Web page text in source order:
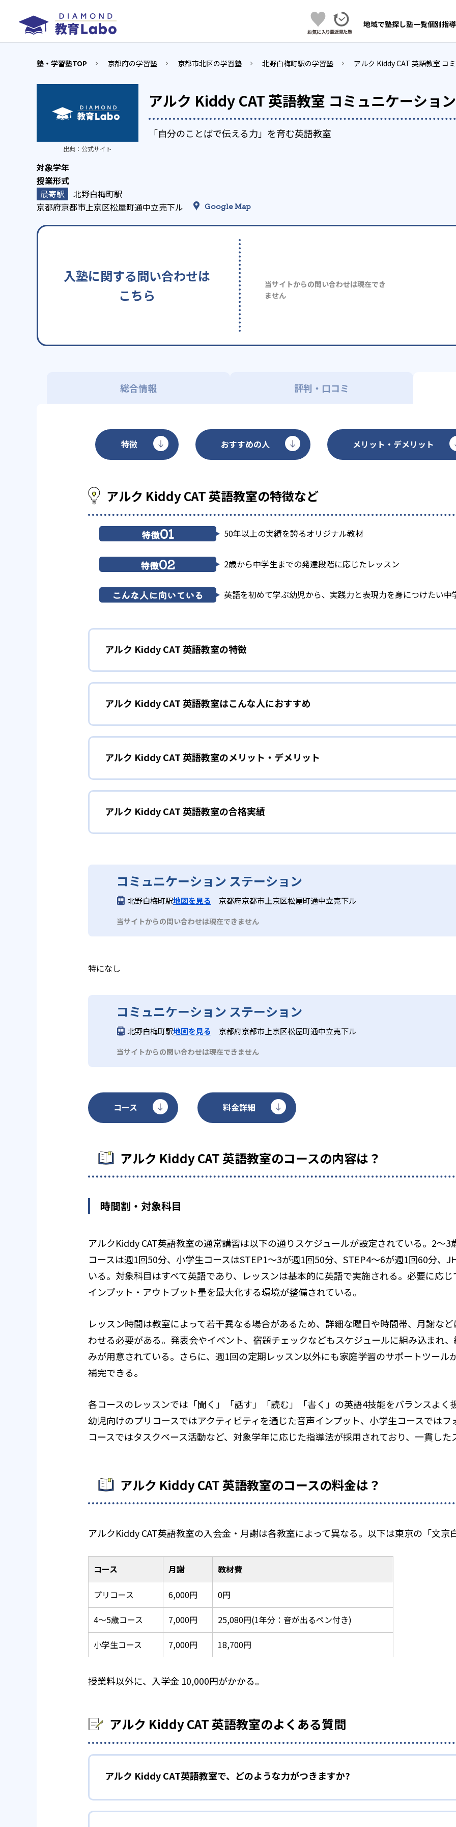
地域で塾探し塾一覧個別指
塾・学習塾TOP 京都府の学習塾 京都市北区の学習塾 北野白梅町駅の学習塾 アルク Kiddy CAT 英語教室 コ
アルク Kiddy CAT 英語教室 コミュニケーショ
「自分のことばで伝える力」を育む英語教室
出典： 公式サイト
北野白梅町駅
京都府京都市上京区松屋町通中立売下ル
Google Map
入塾に関する問い合わせは
こちら
当サイトからの問い合わせは現在でき
ません
総合情報 評判・口コミ
特徴 おすすめの人 メリット・デメリット
アルク Kiddy CAT 英語教室の特徴など
特徴01 50年以上の実績を誇るオリジナル教材
特徴02 2歳から中学生までの発達段階に応じたレッスン
こんな人に向いている 英語を初めて学ぶ幼児から、実践力と表現力を身につけたい中
アルク Kiddy CAT 英語教室の特徴
1 オリジナリティあふれるレッスン
レッスンはアルク独自の要素が盛り込まれた、楽しいアクティビティで構成される。顧客満足
いた指導により、子どもたちは飽きることなく英語に親しみ、自然に発話する力を伸ばす。講
アレンジを随所に取り入れ、学習意欲を高める仕掛けが豊富に用意されている。
2 2歳から中学生までの発達段階に応じたカリキュラム
2～3歳向けのプリコースから中学生コースまで、年齢や発達ステージに合わせた学習目標と学
に合わせた「よく聞く」→「声に出す」→「自分のことを話す」の3ステップや、小学生のフォ
を音声化する方法）指導、中学生のタスクベース学習（実用的なテーマや課題に取り組むこと
力を上げる教育方法）など、段階的に「聞く」「話す」「読む」「書く」の英語4技能をバラン
3 英語のプロが作る信頼の教材
アルクの50年以上にわたる教材開発のノウハウを結集したオリジナル教材を使用。DVDやペン
スト、CDなど多彩な媒体を通じて、4技能を総合的にカバーし、実践的な英語運用能力を養成
アルク Kiddy CAT 英語教室はこんな人におすすめ
プリコースは2～3歳児を対象とした親子参加型レッスン。親子で一緒にDVD『アルクのabc』
おり、親子のコミュニケーションを深めながら英語感覚を養う。
2 4～5歳児
4～5歳児向けに設計された2年間のカリキュラムで、「よく聞く」→「声に出す」→「自分のこ
小学生コースへの橋渡しとなる基礎力を楽しく習得できる。
小学生～中学生（JHコース）
小学生低学年のSTEP1～3は週1回50分、高学年のSTEP4～6は週1回60分で、フォニックス（
アルク Kiddy CAT 英語教室のメリット・デメリット
アルクKiddy CAT英語教室の最大のメリットは、年齢・発達段階に応じた豊富なコース体系と
ペン」、「CLIL」（英語の4技能を高める教育方法）など多彩な学習ツールを活用し、楽しみ
一人ひとりにきめ細かい指導が行き届く点も強みである。
どんなデメリットがある?
デメリットとしては、教室によって開講コースやレッスン時間、月謝や入会金が異なるため、
アルク Kiddy CAT 英語教室の合格実績
アルクKiddy CAT英語教室は合格実績を公式サイトで公開していない。
コミュニケーション ステーション
北野白梅町駅地図を見る 京都府京都市上京区松屋町通中立売下ル
当サイトからの問い合わせは現在できません
特になし
コミュニケーション ステーション
北野白梅町駅地図を見る 京都府京都市上京区松屋町通中立売下ル
当サイトからの問い合わせは現在できません
コース 料金詳細
アルク Kiddy CAT 英語教室のコースの内容は？
時間割・対象科目
アルクKiddy CAT英語教室の通常講習は以下の通りスケジュールが設定されている。2～
コースは週1回50分、小学生コースはSTEP1～3が週1回50分、STEP4～6が週1回60分、
いる。対象科目はすべて英語であり、レッスンは基本的に英語で実施される。必要に応
インプット・アウトプット量を最大化する環境が整備されている。
レッスン時間は教室によって若干異なる場合があるため、詳細な曜日や時間帯、月謝な
わせる必要がある。発表会やイベント、宿題チェックなどもスケジュールに組み込まれ
みが用意されている。さらに、週1回の定期レッスン以外にも家庭学習のサポートツール
補完できる。
各コースのレッスンでは「聞く」「話す」「読む」「書く」の英語4技能をバランスよく
幼児向けのプリコースではアクティビティを通じた音声インプット、小学生コースでは
コースではタスクベース活動など、対象学年に応じた指導法が採用されており、一貫し
アルク Kiddy CAT 英語教室のコースの料金は？
アルクKiddy CAT英語教室の入会金・月謝は各教室によって異なる。以下は東京の「文京
コース 月謝 教材費
プリコース 6,000円 0円
4～5歳コース 7,000円 25,080円(1年分：音が出るペン付き)
小学生コース 7,000円 18,700円
授業料以外に、入学金 10,000円がかかる。
アルク Kiddy CAT 英語教室のよくある質問
アルク Kiddy CAT英語教室で、どのような力がつきますか?